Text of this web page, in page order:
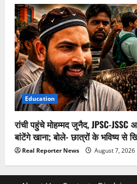
Education
रांची पहुंचे मोहम्मद जुनैद, JPSC-JSSC
बांटेंगे खाना; बोले- छात्रों के भविष्य से
Real Reporter News August 7, 2026